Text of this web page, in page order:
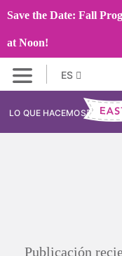
Save the Date: Fall
at Noon!
ES
LO QUE HACEMOS
Publicación